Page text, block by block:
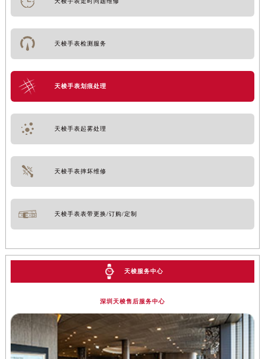
天梭手表检测服务
天梭手表划痕处理
天梭手表起雾处理
天梭手表摔坏维修
天梭手表表带更换/订购/定制
天梭服务中心
深圳天梭售后服务中心